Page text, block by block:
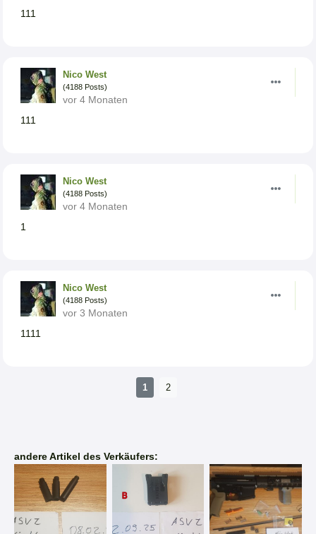
111
Nico West
(4188 Posts)
vor 4 Monaten
111
Nico West
(4188 Posts)
vor 4 Monaten
1
Nico West
(4188 Posts)
vor 3 Monaten
1111
1 2
andere Artikel des Verkäufers: